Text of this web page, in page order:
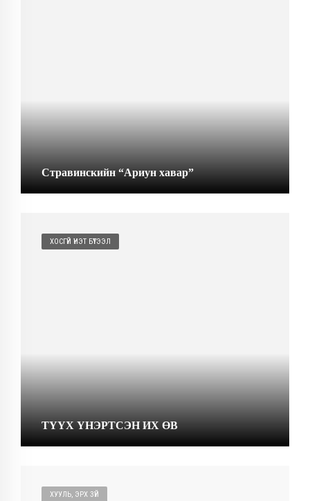
Стравинскийн “Ариун хавар”
ХОСГҮЙ ҮНЭТ БҮТЭЭЛ
ТҮҮХ ҮНЭРТСЭН ИХ ӨВ
ХУУЛЬ, ЭРХ ЗҮЙ